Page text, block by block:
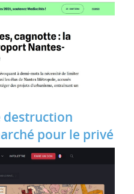
destruction
pour le privé